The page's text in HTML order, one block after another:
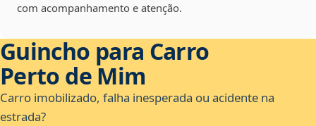
com acompanhamento e atenção.
Guincho para Carro
Perto de Mim
Carro imobilizado, falha inesperada ou acidente na
estrada?